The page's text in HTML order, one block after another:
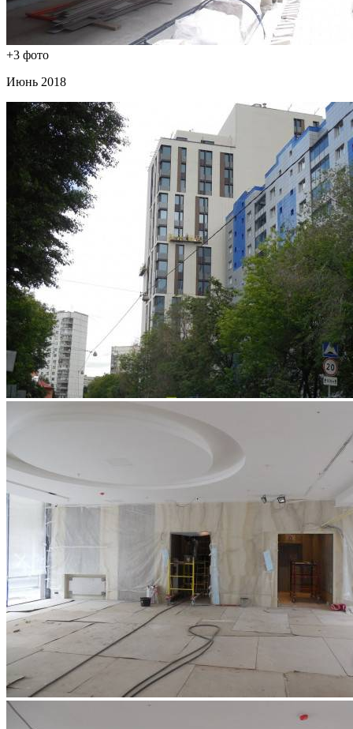
+3 фото
Июнь 2018